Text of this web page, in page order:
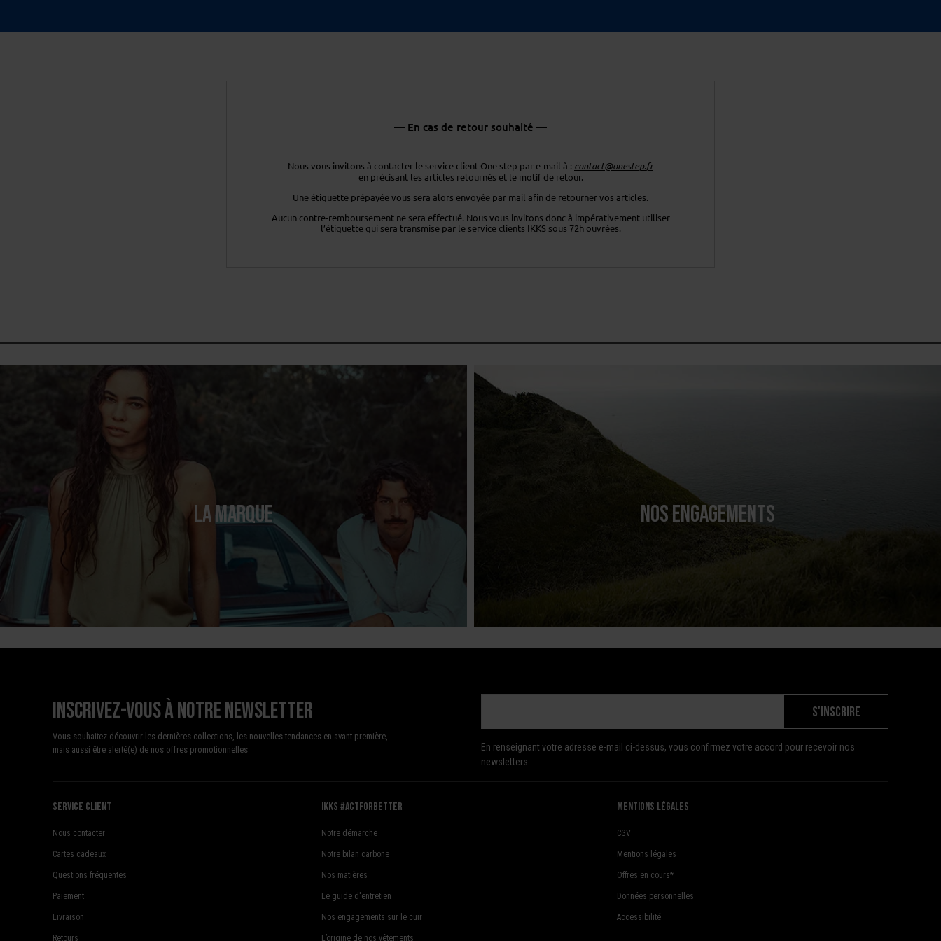
— En cas de retour souhaité —
Nous vous invitons à contacter le service client One step par e-mail à : contact@onestep.fr
en précisant les articles retournés et le motif de retour.
Une étiquette prépayée vous sera alors envoyée par mail afin de retournervos articles.
Aucun contre-remboursement ne sera effectué. Nous vous invitons doncà impérativement utiliser
l’étiquettequi sera transmise par le service clients IKKS sous 72h ouvrées.
LA MARQUE NOS ENGAGEMENTS
Inscrivez-vous à notre newsletter
Vous souhaitez découvrir les dernières collections, les nouvelles tendances en avant-première,
mais aussi être alerté(e) de nos offres promotionnelles
S'INSCRIRE
En renseignant votre adresse e-mail ci-dessus, vous confirmez votre accord pour recevoir nos
newsletters.
Service client
Nous contacter
Cartes cadeaux
Questions fréquentes
Paiement
Livraison
Retours
Ikks #actforbetter
Notre démarche
Notre bilan carbone
Nos matières
Le guide d'entretien
Nos engagements sur le cuir
L’origine de nos vêtements
mentions légales
CGV
Mentions légales
Offres en cours*
Données personnelles
Accessibilité